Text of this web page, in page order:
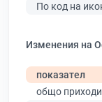
По код на
Изменения на
показател
общо приходи